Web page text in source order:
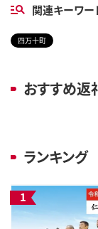
関連キーワー
四万十町
おすすめ返
ランキング